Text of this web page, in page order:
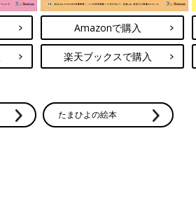
Amazonで購入
楽天ブックスで購入
たまひよの絵本